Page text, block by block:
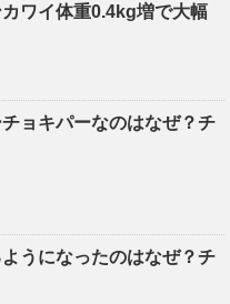
ワイ体重0.4kg増で大幅
ョキパーなのはなぜ？チ
うになったのはなぜ？チ